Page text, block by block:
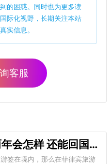
的困惑。同时也为更多读
际化视野，长期关注本站
实信息。
客服
菲律宾旅游签逾期两年会怎样 还能回国吗
签在境内，那么在菲律宾旅游